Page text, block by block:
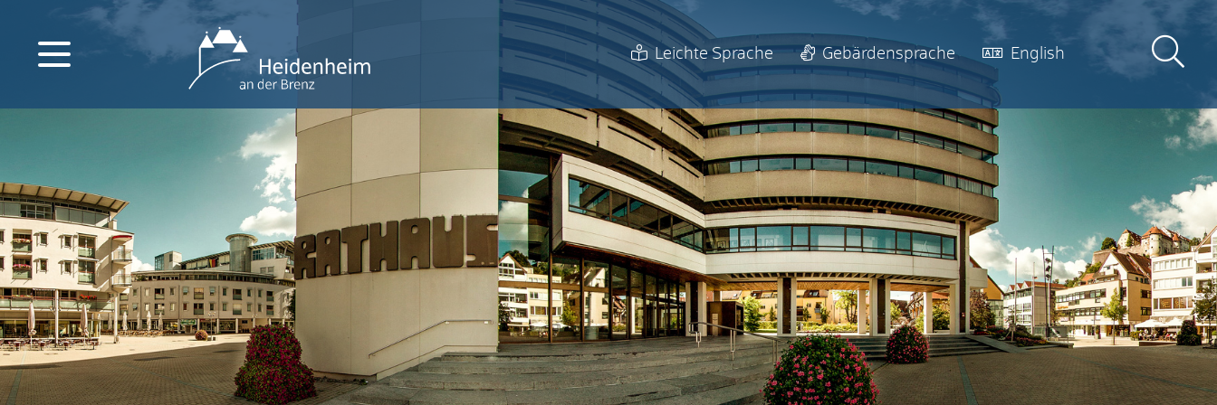
Leichte Sprache Gebärdensprache English